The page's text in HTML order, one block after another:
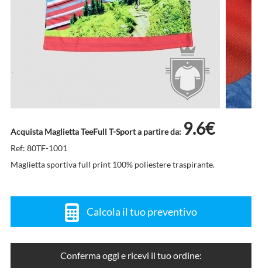
Acquista Maglietta TeeFull T-Sport a partire da: 9.6€
Ref: 80TF-1001
Maglietta sportiva full print 100% poliestere traspirante.
Calcola il tuo preventivo
Conferma oggi e ricevi il tuo ordine: